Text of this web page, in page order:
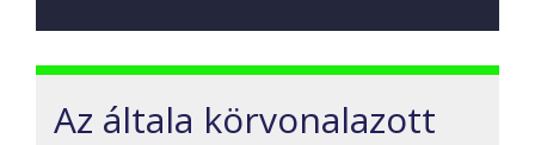
Az általa körvonalazott